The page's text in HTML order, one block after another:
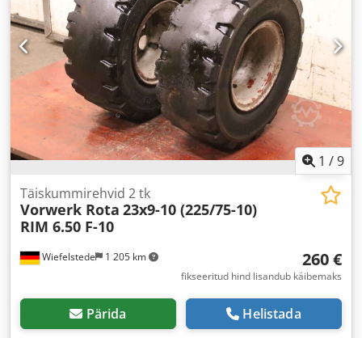
1 /9
Wiefelstede 1 205 km
Täiskummirehvid 2 tk
Vorwerk Rota 23x9-10 (225/75-10)
RIM 6.50 F-10
260 €
fikseeritud hind lisandub käibemaks
Pärida Helistada